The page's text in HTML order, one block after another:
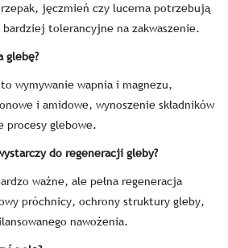
jęczmień czy lucerna potrzebują
tolerancyjne na zakwaszenie.
glebę?
wymywanie wapnia i magnezu,
i amidowe, wynoszenie składników
procesy glebowe.
do regeneracji gleby?
ważne, ale pełna regeneracja
próchnicy, ochrony struktury gleby,
nawożenia.